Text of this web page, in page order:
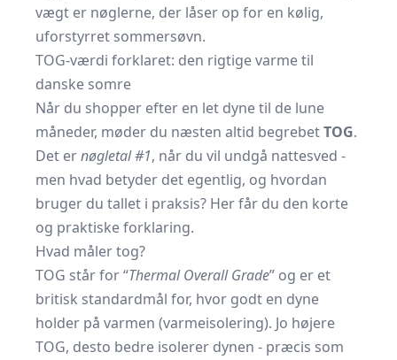
vægt er nøglerne, der låser op for en kølig,
uforstyrret sommersøvn.
TOG-værdi forklaret: den rigtige varme til
danske somre
Når du shopper efter en let dyne til de lune
måneder, møder du næsten altid begrebetTOG.
Det ernøgletal #1, når du vil undgå nattesved -
men hvad betyder det egentlig, og hvordan
bruger du tallet i praksis? Her får du den korte
og praktiske forklaring.
Hvad måler tog?
TOG står for “Thermal Overall Grade” og er et
britisk standardmål for, hvor godt en dyne
holder på varmen (varmeisolering). Jo højere
TOG, desto bedre isolerer dynen - præcis som